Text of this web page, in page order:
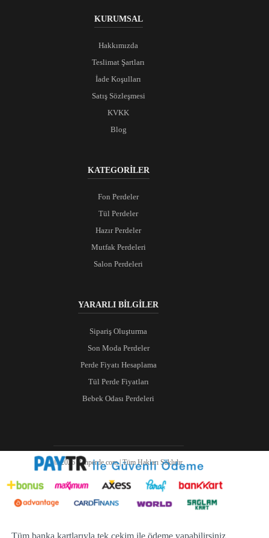
KURUMSAL
Hakkımızda
Teslimat Şartları
İade Koşulları
Satış Sözleşmesi
KVKK
Blog
KATEGORİLER
Fon Perdeler
Tül Perdeler
Hazır Perdeler
Mutfak Perdeleri
Salon Perdeleri
YARARLI BİLGİLER
Sipariş Oluşturma
Son Moda Perdeler
Perde Fiyatı Hesaplama
Tül Perde Fiyatları
Bebek Odası Perdeleri
© 2026 Ranperde.com | Tüm Hakları Saklıdır.
Tüm banka kartlarıyla tek çekim ile ödeme yapabilirsiniz